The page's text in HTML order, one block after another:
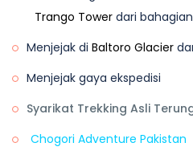
hari dan meneruskan
lagi hingga Pangkalan K2
4998m (16,400 ′) hampir
paras laut. Di Pangkalan
Trango Tower dari
Menjejak di Baltoro Glacier
Menjejak gaya ekspedisi
Syarikat Trekking Asli
Chogori Adventure Pakistan